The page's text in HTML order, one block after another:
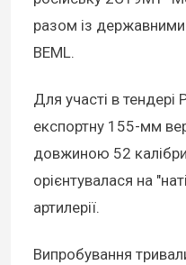
разом із
BEML.
Для участі в тендері
експортну 155-мм
довжиною 52
орієнтувалася на
артилерії.
Випробування